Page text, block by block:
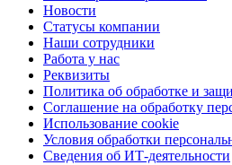
Новости
Статусы компании
Наши сотрудники
Работа у нас
Реквизиты
Политика об обработке и
Соглашение на обработку
Использование cookie
Условия обработки
Сведения об ИТ-деятельности